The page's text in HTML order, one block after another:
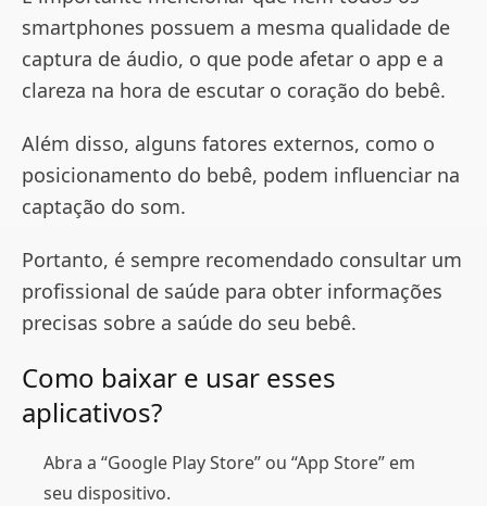
smartphones possuem a mesma qualidade de
captura de áudio, o que pode afetar o app e a
clareza na hora de escutar o coração do bebê.
Além disso, alguns fatores externos, como o
posicionamento do bebê, podem influenciar na
captação do som.
Portanto, é sempre recomendado consultar um
profissional de saúde para obter informações
precisas sobre a saúde do seu bebê.
Como baixar e usar esses
aplicativos?
Abra a “Google Play Store” ou “App Store” em
seu dispositivo.